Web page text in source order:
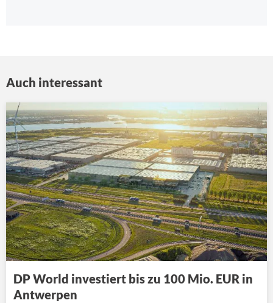
Auch interessant
DP World investiert bis zu 100 Mio. EUR in
Antwerpen